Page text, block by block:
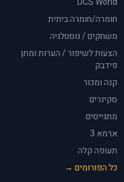
חומרה/חומרה ביתית
משחקים / נוסטלגיה
הצעות לשיפור / הערות ומתן
פידבק
קנה ומכור
סקינרים
מתגייסים
ארמא 3
תעופה קלה
כל הפורומים →